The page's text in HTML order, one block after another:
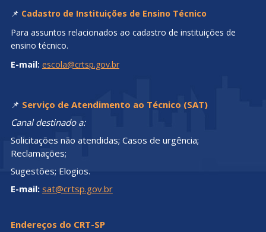
📌 Cadastro de Instituições de Ensino Técnico
Para assuntos relacionados ao cadastro de instituições de
ensino técnico.
E-mail: escola@crtsp.gov.br
📌 Serviço de Atendimento ao Técnico (SAT)
Canal destinado a:
Solicitações não atendidas; Casos de urgência;
Reclamações;
Sugestões; Elogios.
E-mail: sat@crtsp.gov.br
Endereços do CRT-SP